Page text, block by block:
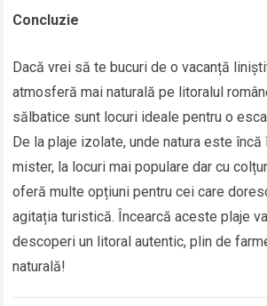
Concluzie
Dacă vrei să te bucuri de o vacanță
atmosferă mai naturală pe litoralul
sălbatice sunt locuri ideale pentru o
De la plaje izolate, unde natura este încă
mister, la locuri mai populare dar cu
oferă multe opțiuni pentru cei care
agitația turistică. Încearcă aceste plaje
descoperi un litoral autentic, plin de
naturală!